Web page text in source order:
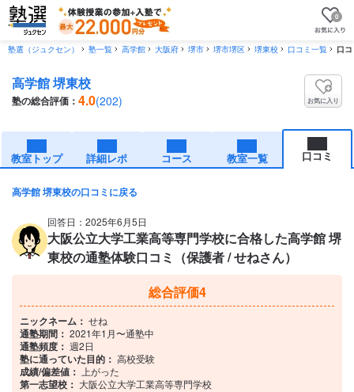
0
塾選（ジュクセン） 塾一覧 高学館 大阪府 堺市 堺市堺区 堺東校 口コミ一覧 口
高学館 堺東校
塾の総合評価： 4.0(202) お気に入り
教室トップ 詳細レポ コース 教室一覧 口コミ
高学館 堺東校の口コミに戻る
回答日：2025年6月5日
大阪公立大学工業高等専門学校に合格した高学館 堺
東校の通塾体験口コミ（保護者 / せねさん）
総合評価4
ニックネーム： せね
通塾期間： 2021年1月〜通塾中
通塾頻度： 週2日
塾に通っていた目的： 高校受験
成績/偏差値： 上がった
第一志望校： 大阪公立大学工業高等専門学校